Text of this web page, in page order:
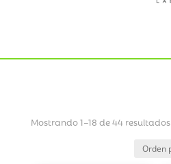
Mostrando 1–18 de 44 resultados